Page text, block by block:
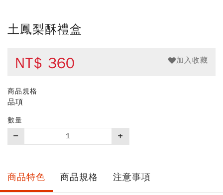
土鳳梨酥禮盒
NT$ 360 加入收藏
商品規格
品項
數量
買
商品特色 商品規格 注意事項